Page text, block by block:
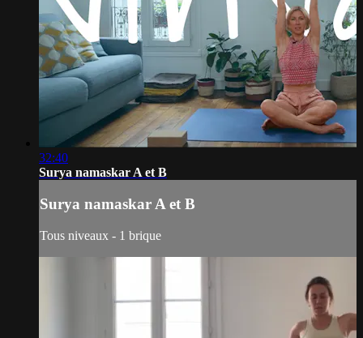
32:40
Surya namaskar A et B
Surya namaskar A et B
Tous niveaux - 1 brique